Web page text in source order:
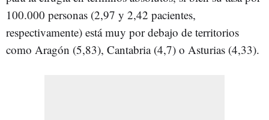
100.000 personas (2,97 y 2,42 pacientes,
respectivamente) está muy por debajo de territorios
como Aragón (5,83), Cantabria (4,7) o Asturias (4,33).